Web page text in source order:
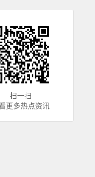
扫一扫
更多热点资讯